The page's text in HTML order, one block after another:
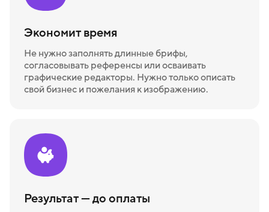
Экономит время
Не нужно заполнять длинные брифы,
согласовывать референсы или осваивать
графические редакторы. Нужно только описать
свой бизнес и пожелания к изображению.
Результат — до оплаты